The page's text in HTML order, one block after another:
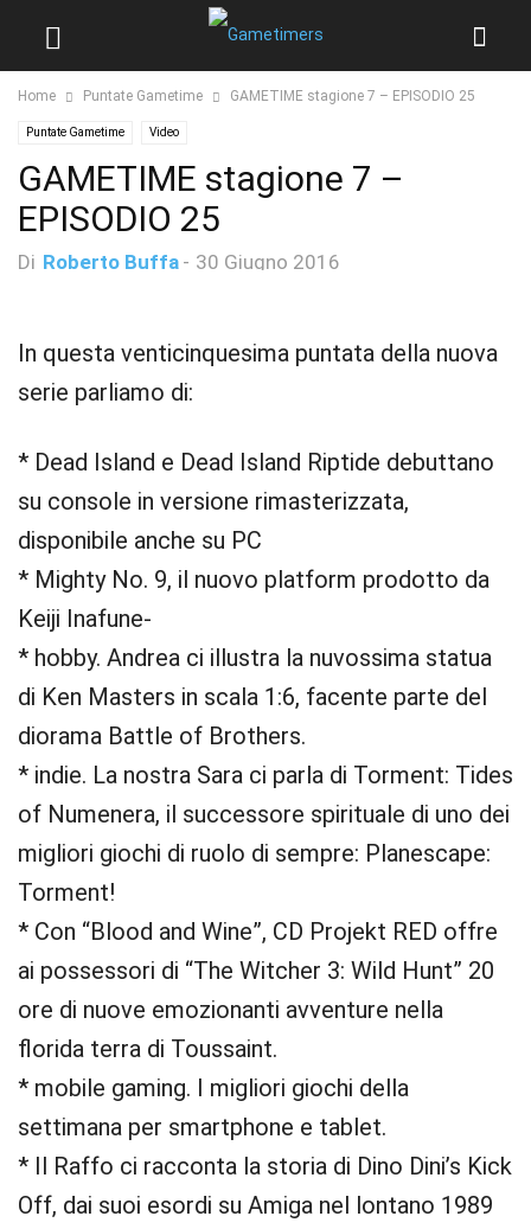
Home Puntate Gametime GAMETIME stagione 7 – EPISODIO 25
Puntate Gametime Video
GAMETIME stagione 7 –
EPISODIO 25
Di Roberto Buffa - 30 Giugno 2016
In questa venticinquesima puntata della nuova
serie parliamo di:
* Dead Island e Dead Island Riptide debuttano
su console in versione rimasterizzata,
disponibile anche su PC
* Mighty No. 9, il nuovo platform prodotto da
Keiji Inafune-
* hobby. Andrea ci illustra la nuvossima statua
di Ken Masters in scala 1:6, facente parte del
diorama Battle of Brothers.
* indie. La nostra Sara ci parla di Torment: Tides
of Numenera, il successore spirituale di uno dei
migliori giochi di ruolo di sempre: Planescape:
Torment!
* Con “Blood and Wine”, CD Projekt RED offre
ai possessori di “The Witcher 3: Wild Hunt” 20
ore di nuove emozionanti avventure nella
florida terra di Toussaint.
* mobile gaming. I migliori giochi della
settimana per smartphone e tablet.
* Il Raffo ci racconta la storia di Dino Dini’s Kick
Off, dai suoi esordi su Amiga nel lontano 1989